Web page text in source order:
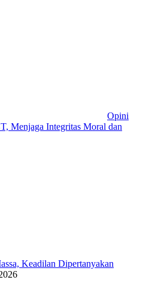
Opini
Menjaga Integritas Moral dan
Keadilan Dipertanyakan